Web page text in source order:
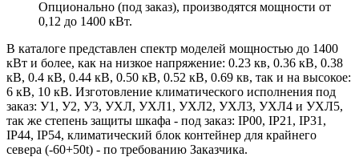
Опционально (под заказ), производятся мощности от
0,12 до 1400 кВт.
В каталоге представлен спектр моделей мощностью до 1400
кВт и более, как на низкое напряжение: 0.23 кв, 0.36 кВ, 0.38
кВ, 0.4 кВ, 0.44 кВ, 0.50 кВ, 0.52 кВ, 0.69 кв, так и на высокое:
6 кВ, 10 кВ. Изготовление климатического исполнения под
заказ: У1, У2, У3, УХЛ, УХЛ1, УХЛ2, УХЛ3, УХЛ4 и УХЛ5,
так же степень защиты шкафа - под заказ: IP00, IP21, IP31,
IP44, IP54, климатический блок контейнер для крайнего
севера (-60+50t) - по требованию Заказчика.